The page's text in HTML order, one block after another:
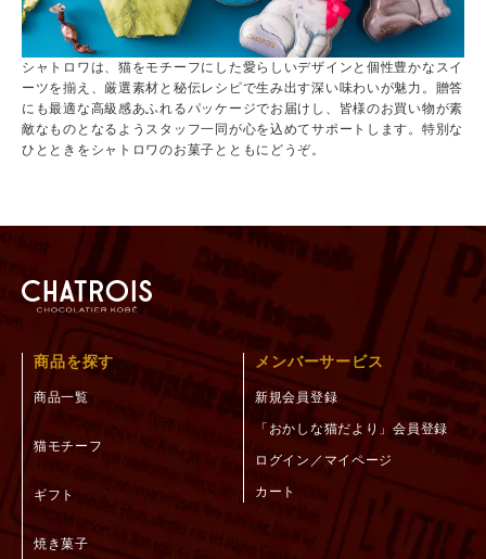
シャトロワは、猫をモチーフにした愛らしいデザインと個性豊かなスイ
ーツを揃え、厳選素材と秘伝レシピで生み出す深い味わいが魅力。贈答
にも最適な高級感あふれるパッケージでお届けし、皆様のお買い物が素
敵なものとなるようスタッフ一同が心を込めてサポートします。特別な
ひとときをシャトロワのお菓子とともにどうぞ。
商品を探す
商品一覧
猫モチーフ
ギフト
焼き菓子
メンバーサービス
新規会員登録
「おかしな猫だより」会員登録
ログイン／マイページ
カート